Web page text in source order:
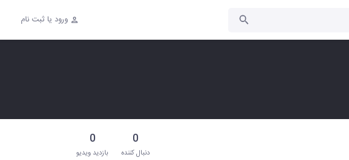
ورود یا ثبت نام
0
دنبال‌ کننده
0
بازدید ویدیو